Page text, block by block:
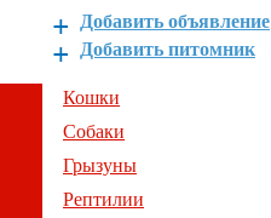
Добавить объявление
Добавить питомник
Кошки
Собаки
Грызуны
Рептилии